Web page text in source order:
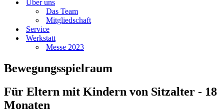
Über uns
Das Team
Mitgliedschaft
Service
Werkstatt
Messe 2023
Bewegungsspielraum
Für Eltern mit Kindern von Sitzalter - 18
Monaten